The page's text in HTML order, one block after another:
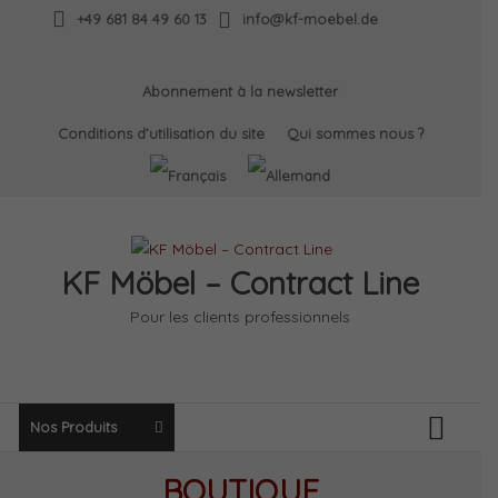
+49 681 84 49 60 13 info@kf-moebel.de
Abonnement à la newsletter
Conditions d’utilisation du site Qui sommes nous ?
KF Möbel – Contract Line
Pour les clients professionnels
Nos Produits